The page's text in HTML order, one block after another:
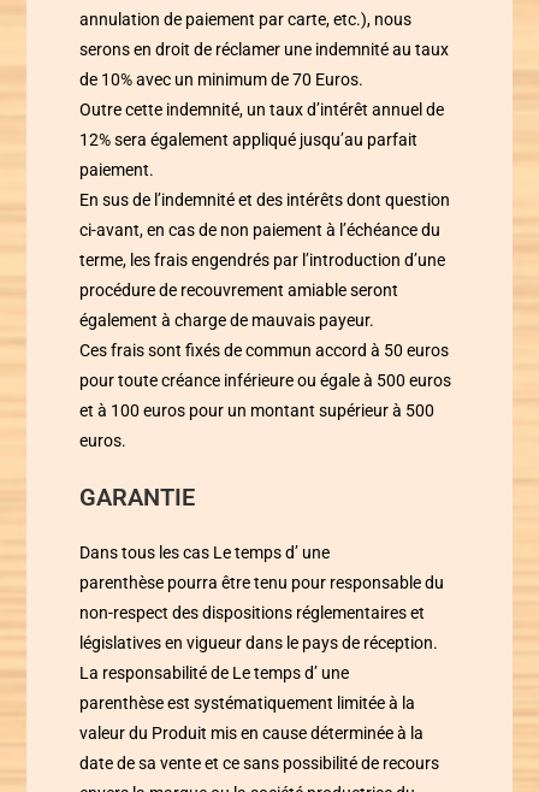
annulation de paiement par carte, etc.), nous
serons en droit de réclamer une indemnité au taux
de 10% avec un minimum de 70 Euros.
Outre cette indemnité, un taux d’intérêt annuel de
12% sera également appliqué jusqu’au parfait
paiement.
En sus de l’indemnité et des intérêts dont question
ci-avant, en cas de non paiement à l’échéance du
terme, les frais engendrés par l’introduction d’une
procédure de recouvrement amiable seront
également à charge de mauvais payeur.
Ces frais sont fixés de commun accord à 50 euros
pour toute créance inférieure ou égale à 500 euros
et à 100 euros pour un montant supérieur à 500
euros.
GARANTIE
Dans tous les cas Le temps d’ une
parenthèse pourra être tenu pour responsable du
non-respect des dispositions réglementaires et
législatives en vigueur dans le pays de réception.
La responsabilité de Le temps d’ une
parenthèseest systématiquement limitée à la
valeur du Produit mis en cause déterminée à la
date de sa vente et ce sans possibilité de recours